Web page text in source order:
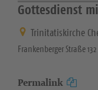
Gottesdienst
Trinitatiskirche
Frankenberger Straße
Permalink